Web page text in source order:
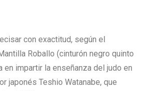
con exactitud, según el
Roballo (cinturón negro quinto
en impartir la enseñanza del judo en
japonés Teshio Watanabe, que